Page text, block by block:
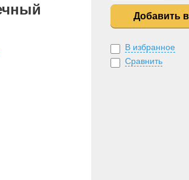
Добавить
В избранное
Сравнить